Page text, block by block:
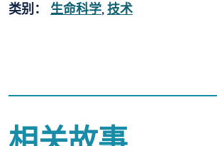
类别： 生命科学,技术